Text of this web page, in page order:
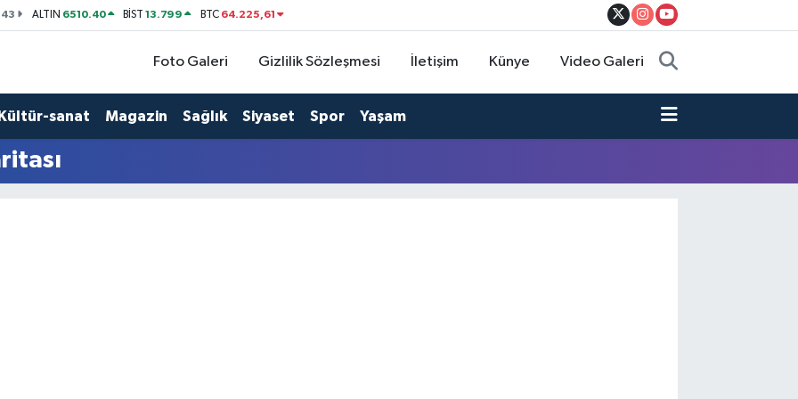
ALTIN 6510.40 BİST13.799 BTC 64.225,61
Foto Galeri Gizlilik Sözleşmesi İletişim Künye Video Galeri
Kültür-sanat Magazin Sağlık Siyaset Spor Yaşam